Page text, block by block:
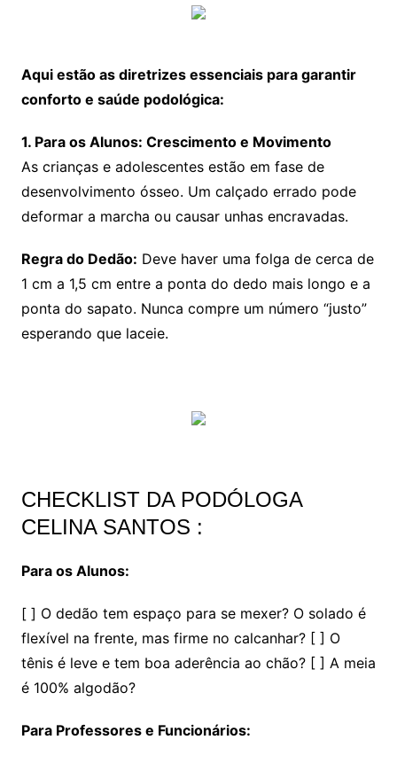
Aqui estão as diretrizes essenciais para garantir
conforto e saúde podológica:
1. Para os Alunos: Crescimento e Movimento
As crianças e adolescentes estão em fase de
desenvolvimento ósseo. Um calçado errado pode
deformar a marcha ou causar unhas encravadas.
Regra do Dedão: Deve haver uma folga de cerca de
1 cm a 1,5 cm entre a ponta do dedo mais longo e a
ponta do sapato. Nunca compre um número “justo”
esperando que laceie.
CHECKLIST DA PODÓLOGA
CELINA SANTOS :
Para os Alunos:
[ ] O dedão tem espaço para se mexer? O solado é
flexível na frente, mas firme no calcanhar? [ ] O
tênis é leve e tem boa aderência ao chão? [ ] A meia
é 100% algodão?
Para Professores e Funcionários: